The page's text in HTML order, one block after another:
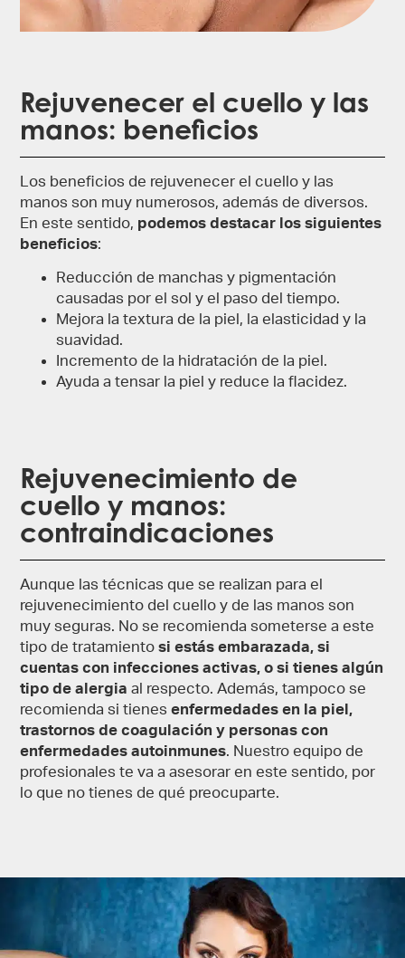
Rejuvenecer el cuello​ y las
manos: beneficios
Los beneficios de rejuvenecer el cuello y las
manos son muy numerosos, además de diversos.
En este sentido, podemos destacar los siguientes
beneficios:
Reducción de manchas y pigmentación
causadas por el sol y el paso del tiempo.
Mejora la textura de la piel, la elasticidad y la
suavidad.
Incremento de la hidratación de la piel.
Ayuda a tensar la piel y reduce la flacidez.
Rejuvenecimiento de
cuello​ y manos:
contraindicaciones
Aunque las técnicas que se realizan para el
rejuvenecimiento del cuello y de las manos son
muy seguras. No se recomienda someterse a este
tipo de tratamientosi estás embarazada, si
cuentas con infecciones activas, o si tienes algún
tipo de alergia al respecto. Además, tampoco se
recomienda si tienesenfermedades en la piel,
trastornos de coagulación y personas con
enfermedades autoinmunes. Nuestro equipo de
profesionales te va a asesorar en este sentido, por
lo que no tienes de qué preocuparte.